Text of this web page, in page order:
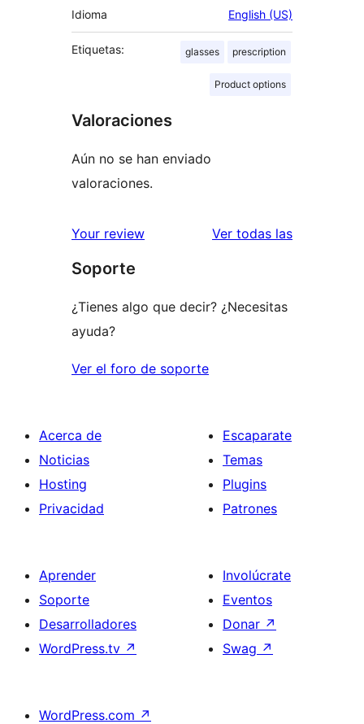
Idioma English (US)
Etiquetas: glasses prescription
Product options
Valoraciones
Aún no se han enviado
valoraciones.
Your review Ver todas las
Soporte
¿Tienes algo que decir? ¿Necesitas
ayuda?
Ver el foro de soporte
Acerca de
Noticias
Hosting
Privacidad
Escaparate
Temas
Plugins
Patrones
Aprender
Soporte
Desarrolladores
WordPress.tv ↗
Involúcrate
Eventos
Donar ↗
Swag ↗
WordPress.com ↗